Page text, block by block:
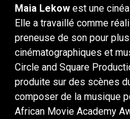
Maia Lekow est une
Elle a travaillé comme
preneuse de son pour
cinématographiques et
Circle and Square
produite sur des scènes
composer de la musique
African Movie Academy